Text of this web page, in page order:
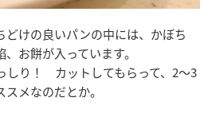
どけの良いパンの中には、かぼち
お餅が入っています。
しり！ カットしてもらって、2～3
メなのだとか。